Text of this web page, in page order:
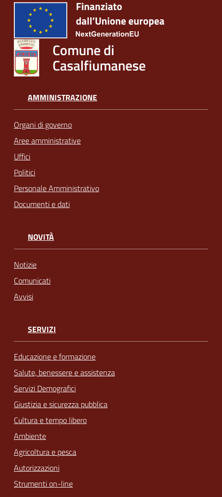
Comune di
Casalfiumanese
AMMINISTRAZIONE
Organi di governo
Aree amministrative
Uffici
Politici
Personale Amministrativo
Documenti e dati
NOVITÀ
Notizie
Comunicati
Avvisi
SERVIZI
Educazione e formazione
Salute, benessere e assistenza
Servizi Demografici
Giustizia e sicurezza pubblica
Cultura e tempo libero
Ambiente
Agricoltura e pesca
Autorizzazioni
Strumenti on-line